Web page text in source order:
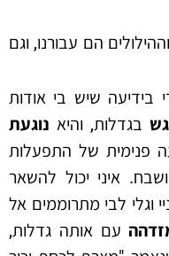
הם עבורנו, וגם
שיש בי אודות
בגדלות, והיא נוגעת
פנימית של התפעלות
איני יכול להשאר
וגלי לבי מתרוממים אל
עם אותה גדלות,